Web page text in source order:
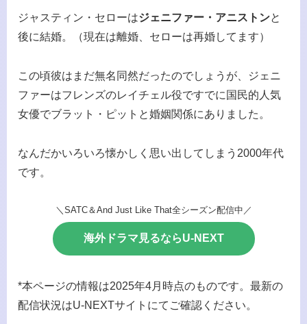
ジャスティン・セローはジェニファー・アニストンと
後に結婚。（現在は離婚、セローは再婚してます）
この頃彼はまだ無名同然だったのでしょうが、ジェニ
ファーはフレンズのレイチェル役ですでに国民的人気
女優でブラット・ピットと婚姻関係にありました。
なんだかいろいろ懐かしく思い出してしまう2000年代
です。
＼SATC＆And Just Like That全シーズン配信中／
海外ドラマ見るならU-NEXT
*本ページの情報は2025年4月時点のものです。最新の
配信状況はU-NEXTサイトにてご確認ください。